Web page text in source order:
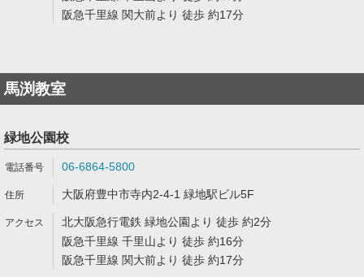
阪急千里線 関大前より 徒歩 約17分
馬渕教室
緑地公園校
06-6864-5800
大阪府豊中市寺内2-4-1 緑地駅ビル5F
北大阪急行電鉄 緑地公園より 徒歩 約2分
阪急千里線 千里山より 徒歩 約16分
阪急千里線 関大前より 徒歩 約17分